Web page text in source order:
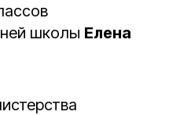
школы Елена